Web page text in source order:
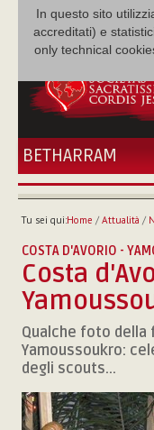
In questo sito
accreditati) e
only technical
BETHARRAM
HOME
FAMIGLIA
MISSIONE
NEF
MEDIATECA
P. AUGUSTO
Tu sei qui:Home / Attualità /
COSTA D'AVORIO -
Costa
Qualche foto della
Yamoussoukro:
degli scouts...